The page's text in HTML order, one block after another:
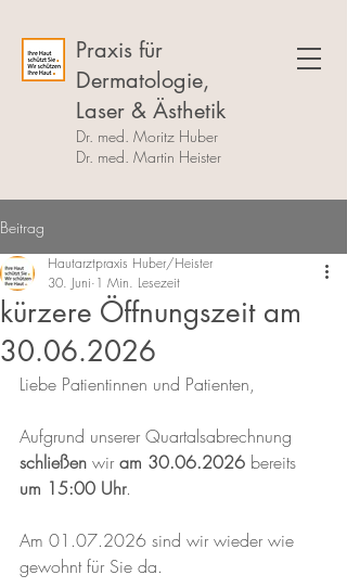
Praxis für
Dermatologie,
Laser & Ästhetik
Dr. med. Moritz Huber
Dr. med. Martin Heister
Beitrag
kürzere Öffnungszeit am
30.06.2026
Hautarztpraxis Huber/Heister
30. Juni 1 Min. Lesezeit
Liebe Patientinnen und Patienten,
Aufgrund unserer Quartalsabrechnung
schließen wir am 30.06.2026 bereits
um 15:00 Uhr.
Am 01.07.2026 sind wir wieder wie
gewohnt für Sie da.